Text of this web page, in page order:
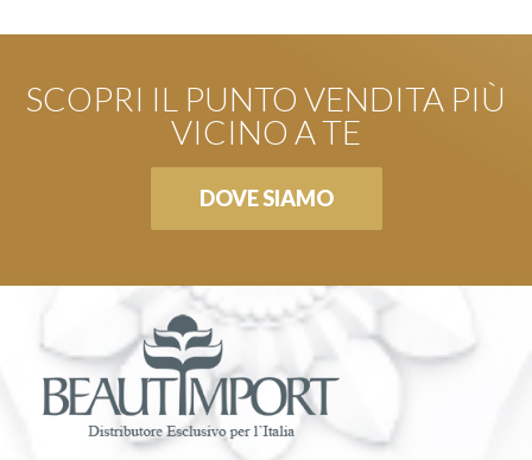
SCOPRI IL PUNTO VENDITA PIÙ
VICINO A TE
DOVE SIAMO